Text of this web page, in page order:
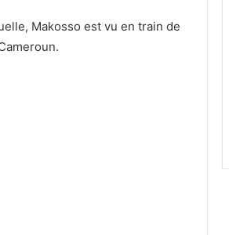
Makosso est vu en train de